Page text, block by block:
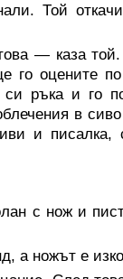
Той
— каза
го оцените
ръка и го
в
и
с нож и
а ножът е